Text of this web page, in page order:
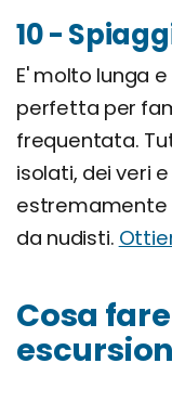
10 -
E' molto lunga
perfetta per
frequentata.
isolati, dei veri
estremamente
da nudisti.
Cosa